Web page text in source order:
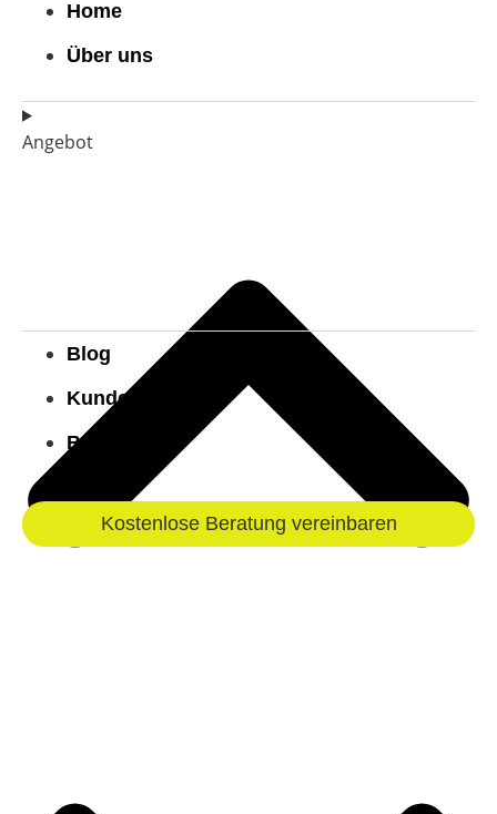
Home
Über uns
Angebot
Blog
Kundenstimmen
Bekannt aus
Kostenlose Beratung vereinbaren